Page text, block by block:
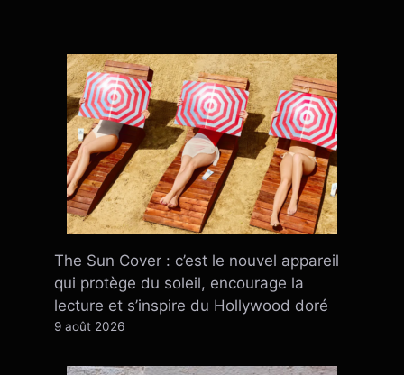
The Sun Cover : c’est le nouvel appareil
qui protège du soleil, encourage la
lecture et s’inspire du Hollywood doré
9 août 2026